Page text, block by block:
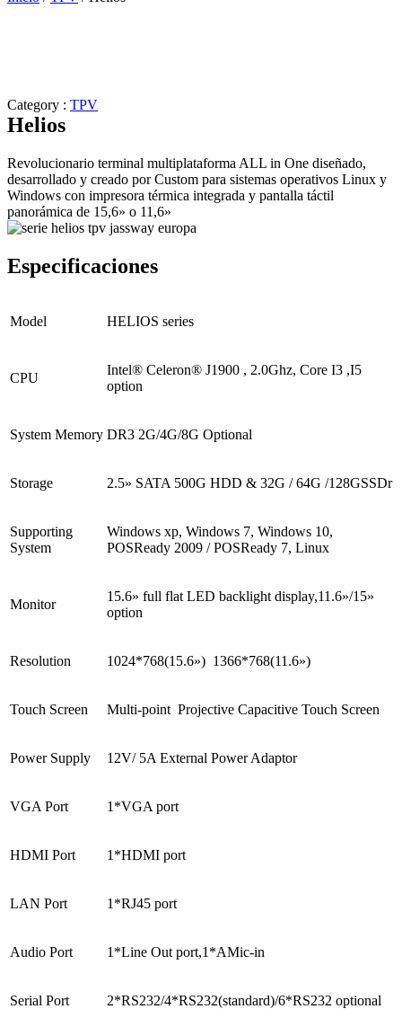
Category : TPV
Helios
Revolucionario terminal multiplataforma ALL in One diseñado,
desarrollado y creado por Custom para sistemas operativos Linux y
Windows con impresora térmica integrada y pantalla táctil
panorámica de 15,6» o 11,6»
Especificaciones
Model HELIOS series
CPU
Intel® Celeron® J1900 , 2.0Ghz, Core I3 ,I5
option
System Memory DR3 2G/4G/8G Optional
Storage 2.5» SATA 500G HDD & 32G / 64G /128GSSDr
Supporting
System
Windows xp, Windows 7, Windows 10,
POSReady 2009 / POSReady 7, Linux
Monitor
15.6» full flat LED backlight display,11.6»/15»
option
Resolution 1024*768(15.6») 1366*768(11.6»)
Touch Screen Multi-point Projective Capacitive Touch Screen
Power Supply 12V/ 5A External Power Adaptor
VGA Port 1*VGA port
HDMI Port 1*HDMI port
LAN Port 1*RJ45 port
Audio Port 1*Line Out port,1*AMic-in
Serial Port 2*RS232/4*RS232(standard)/6*RS232 optional